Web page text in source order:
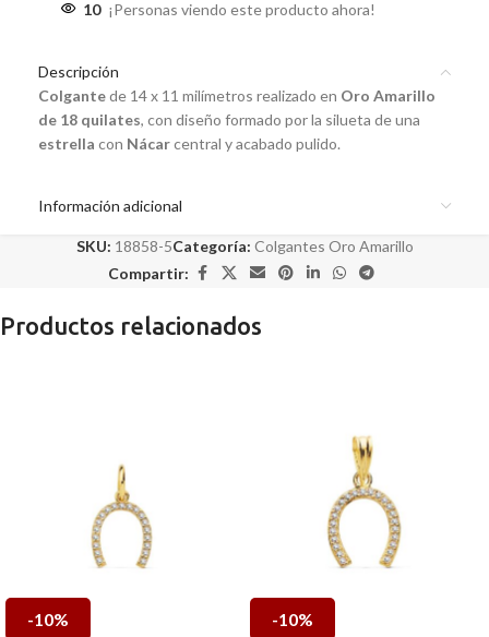
10 ¡Personas viendo este producto ahora!
Descripción
Colgantede 14 x 11 milímetros realizado en Oro Amarillo
de 18 quilates, con diseño formado por la silueta de una
estrella con Nácarcentral y acabado pulido.
Información adicional
SKU: 18858-5Categoría: Colgantes Oro Amarillo
Compartir:
Productos relacionados
-10% -10%